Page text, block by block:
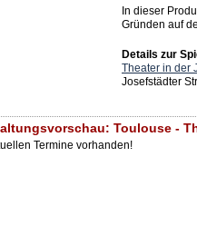
In dieser
Gründen auf
Details zur
Theater in der
Josefstädter
Toulouse -
Termine vorhanden!